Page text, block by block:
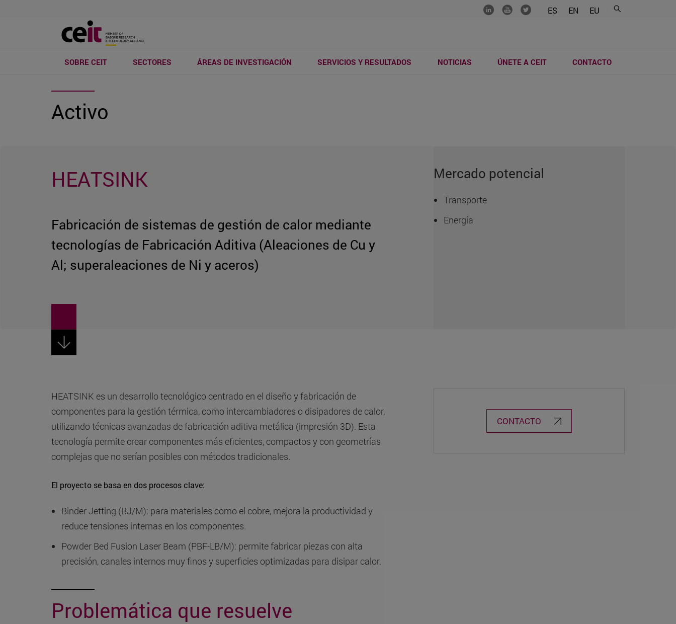
ES EN EU
....... ....... .......
SOBRE CEIT SECTORES ÁREAS DE INVESTIGACIÓN SERVICIOS Y RESULTADOS NOTICIAS ÚNETE A CEIT CONTACTO
Activo
HEATSINK
Fabricación de sistemas de gestión de calor mediante
tecnologías de Fabricación Aditiva (Aleaciones de Cu y
Al; superaleaciones de Ni y aceros)
Mercado potencial
Transporte
Energía
HEATSINK es un desarrollo tecnológico centrado en el diseño y fabricación de
componentes para la gestión térmica, como intercambiadores o disipadores de calor,
utilizando técnicas avanzadas de fabricación aditiva metálica (impresión 3D). Esta
tecnología permite crear componentes más eficientes, compactos y con geometrías
complejas que no serían posibles con métodos tradicionales.
El proyecto se basa en dos procesos clave:
Binder Jetting (BJ/M): para materiales como el cobre, mejora la productividad y
reduce tensiones internas en los componentes.
Powder Bed Fusion Laser Beam (PBF-LB/M): permite fabricar piezas con alta
precisión, canales internos muy finos y superficies optimizadas para disipar calor.
CONTACTO
Problemática que resuelve